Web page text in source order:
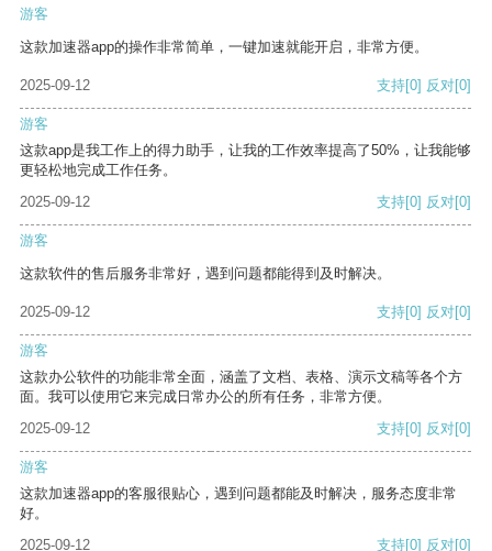
游客
这款加速器app的操作非常简单，一键加速就能开启，非常方便。
2025-09-12 支持[0] 反对[0]
游客
这款app是我工作上的得力助手，让我的工作效率提高了50%，让我能够
更轻松地完成工作任务。
2025-09-12
支持[0] 反对[0]
游客
这款软件的售后服务非常好，遇到问题都能得到及时解决。
2025-09-12 支持[0] 反对[0]
游客
这款办公软件的功能非常全面，涵盖了文档、表格、演示文稿等各个方
面。我可以使用它来完成日常办公的所有任务，非常方便。
2025-09-12
支持[0] 反对[0]
游客
这款加速器app的客服很贴心，遇到问题都能及时解决，服务态度非常
好。
2025-09-12
支持[0] 反对[0]